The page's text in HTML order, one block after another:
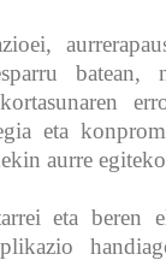
eta
aurre
eta beren